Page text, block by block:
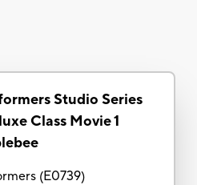
Studio Series
Class Movie 1
(E0739)